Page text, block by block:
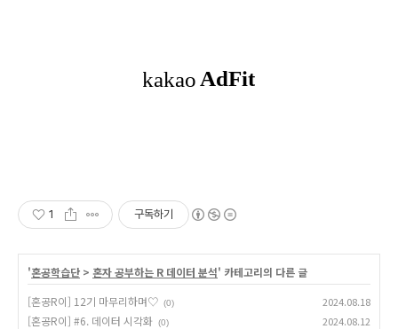
1 구독하기
'혼공학습단 > 혼자 공부하는 R 데이터 분석' 카테고리의 다른 글
[혼공R이] 12기 마무리하며♡ (0) 2024.08.18
[혼공R이] #6. 데이터 시각화 (0) 2024.08.12